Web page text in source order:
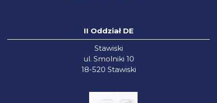
II Oddział DE
Stawiski
ul. Smolniki 10
18-520 Stawiski